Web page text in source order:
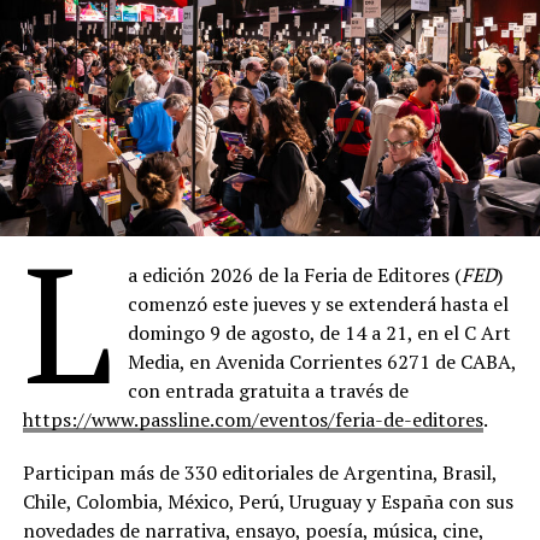
Pulitzer póstumo por sus poemas completos terminaría
de sellar ese lugar.
La leyenda dice que esa noche se mordieron: ella a él en
la mejilla, él a ella en el cuello. Sea o no exacto en ese
detalle, lo cierto es que el vínculo fue instantáneo y
devorador. Cuatro meses después, el 16 de junio de 1956,
se casó con él, Ted Hughes, en secreto en la iglesia de St.
George the Martyr, en Queen Square, Londres. Secreto
porque ella temía perder la beca; secreto, también,
porque a esa altura ya sabían que su historia iba a
necesitar cierta clandestinidad para sobrevivir a los
La luna de miel los llevó primero a París, después a
Madrid, después a Alicante, y finalmente a un pueblo de
pescadores en la costa levantina del que casi nadie fuera
de España había oído hablar: Benidorm. Un puñado de
casas blancas trepando por un promontorio rocoso,
L a edición 2026 de la Feria de Editores (FED)
comenzó este jueves y se extenderá hasta el
domingo 9 de agosto, de 14 a 21, en el C Art
Media, en Avenida Corrientes 6271 de CABA,
con entrada gratuita a través de
https://www.passline.com/eventos/feria-de-editores.
Participan más de 330 editoriales de Argentina, Brasil,
Chile, Colombia, México, Perú, Uruguay y España con sus
novedades de narrativa, ensayo, poesía, música, cine,